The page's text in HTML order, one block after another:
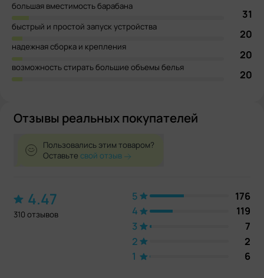
большая вместимость барабана
31
быстрый и простой запуск устройства
20
надежная сборка и крепления
20
возможность стирать большие объемы белья
20
Отзывы реальных покупателей
Пользовались этим товаром?
Оставьтесвой отзыв
4.47
310 отзывов
5
176
4
119
3
7
2
2
1
6